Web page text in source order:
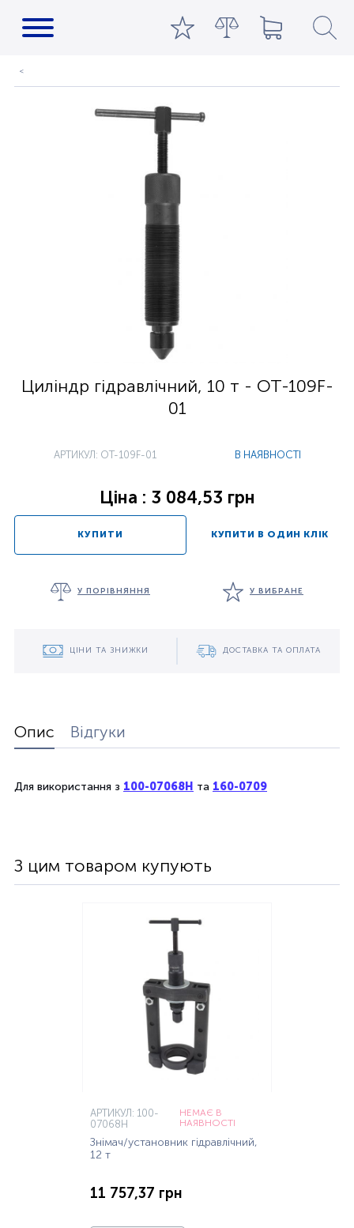
Циліндр гідравлічний, 10 т - OT-109F-
01
АРТИКУЛ: OT-109F-01 В НАЯВНОСТІ
Ціна : 3 084,53 грн
КУПИТИ КУПИТИ В ОДИН КЛІК
У ПОРІВНЯННЯ У ВИБРАНЕ
ЦІНИ ТА ЗНИЖКИ ДОСТАВКА ТА ОПЛАТА
Опис Відгуки
Для використання з 100-07068H та 160-0709
З цим товаром купують
АРТИКУЛ: 100-
07068H
НЕМАЄ В
НАЯВНОСТІ
Знімач/установник гідравлічний,
12 т
11 757,37 грн